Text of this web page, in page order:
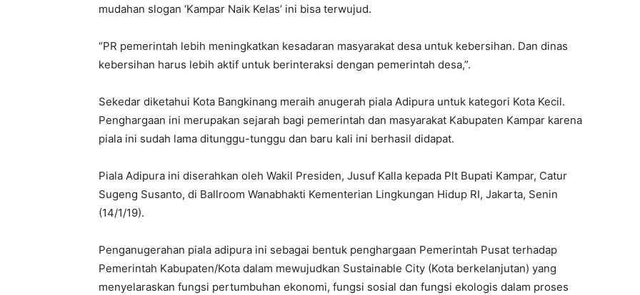
mudahan slogan ‘Kampar Naik Kelas’ ini bisa terwujud.
“PR pemerintah lebih meningkatkan kesadaran masyarakat desa untuk kebersihan. Dan dinas
kebersihan harus lebih aktif untuk berinteraksi dengan pemerintah desa,”.
Sekedar diketahui Kota Bangkinang meraih anugerah piala Adipura untuk kategori Kota Kecil.
Penghargaan ini merupakan sejarah bagi pemerintah dan masyarakat Kabupaten Kampar karena
piala ini sudah lama ditunggu-tunggu dan baru kali ini berhasil didapat.
Piala Adipura ini diserahkan oleh Wakil Presiden, Jusuf Kalla kepada Plt Bupati Kampar, Catur
Sugeng Susanto, di Ballroom Wanabhakti Kementerian Lingkungan Hidup RI, Jakarta, Senin
(14/1/19).
Penganugerahan piala adipura ini sebagai bentuk penghargaan Pemerintah Pusat terhadap
Pemerintah Kabupaten/Kota dalam mewujudkan Sustainable City (Kota berkelanjutan) yang
menyelaraskan fungsi pertumbuhan ekonomi, fungsi sosial dan fungsi ekologis dalam proses